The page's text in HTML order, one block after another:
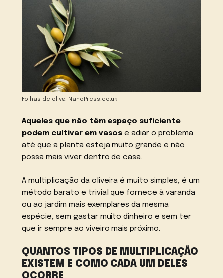
Folhas de oliva-NanoPress.co.uk
Aqueles que não têm espaço suficiente
podem cultivar em vasos e adiar o problema
até que a planta esteja muito grande e não
possa mais viver dentro de casa.
A multiplicação da oliveira é muito simples, é um
método barato e trivial que fornece à varanda
ou ao jardim mais exemplares da mesma
espécie, sem gastar muito dinheiro e sem ter
que ir sempre ao viveiro mais próximo.
QUANTOS TIPOS DE MULTIPLICAÇÃO
EXISTEM E COMO CADA UM DELES
OCORRE